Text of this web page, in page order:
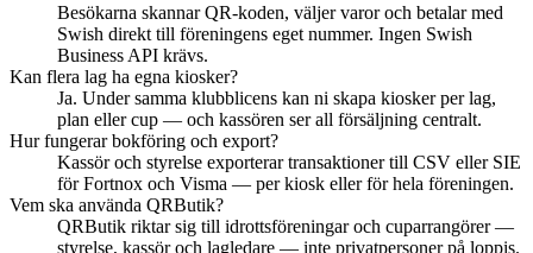
Besökarna skannar QR-koden, väljer varor och betalar med
Swish direkt till föreningens eget nummer. Ingen Swish
Business API krävs.
Kan flera lag ha egna kiosker?
Ja. Under samma klubblicens kan ni skapa kiosker per lag,
plan eller cup — och kassören ser all försäljning centralt.
Hur fungerar bokföring och export?
Kassör och styrelse exporterar transaktioner till CSV eller SIE
för Fortnox och Visma — per kiosk eller för hela föreningen.
Vem ska använda QRButik?
QRButik riktar sig till idrottsföreningar och cuparrangörer —
styrelse, kassör och lagledare — inte privatpersoner på loppis.